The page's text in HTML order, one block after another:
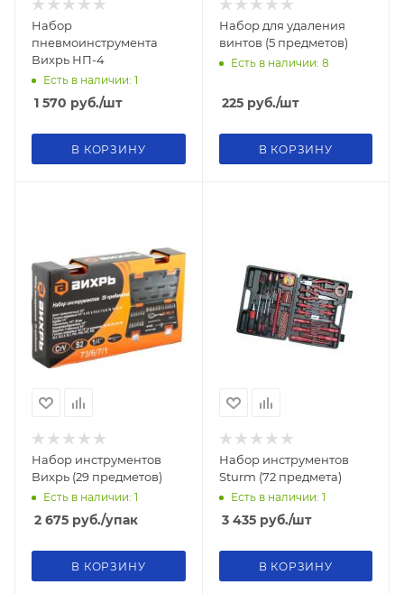
Набор
пневмоинструмента
Вихрь НП-4
Есть в наличии: 1
1 570 руб./шт
В КОРЗИНУ
Набор для удаления
винтов (5 предметов)
Есть в наличии: 8
225руб./шт
В КОРЗИНУ
Набор инструментов
Вихрь (29 предметов)
Есть в наличии: 1
2 675 руб./упак
В КОРЗИНУ
Набор инструментов
Sturm (72 предмета)
Есть в наличии: 1
3 435руб./шт
В КОРЗИНУ